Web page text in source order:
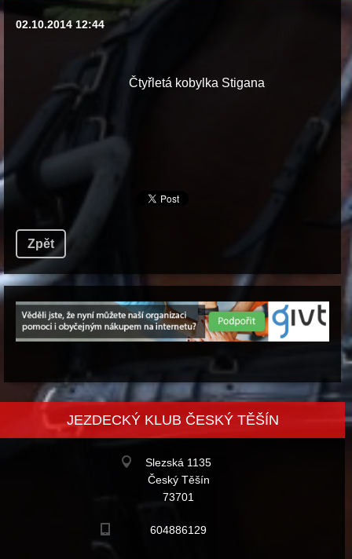
02.10.2014 12:44
Čtyřletá kobylka Stigana
Zpět
JEZDECKÝ KLUB ČESKÝ TĚŠÍN
Slezská 1135
Český Těšín
73701
604886129